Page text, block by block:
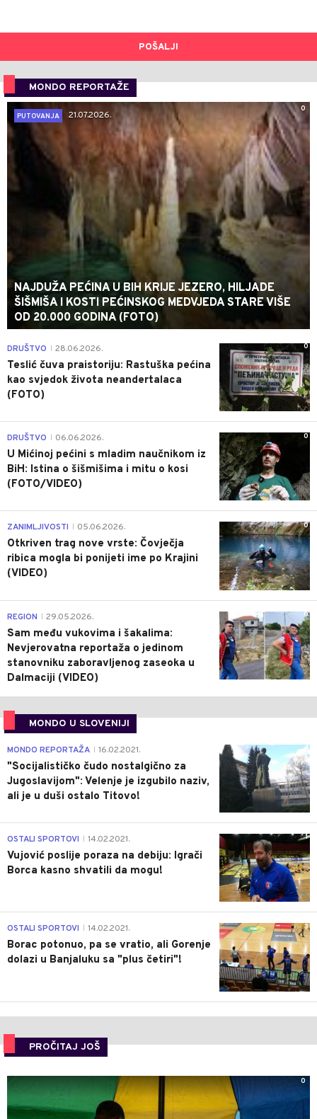
POŠALJI
MONDO REPORTAŽE
0
PUTOVANJA
21.07.2026.
NAJDUŽA PEĆINA U BIH KRIJE JEZERO, HILJADE
ŠIŠMIŠA I KOSTI PEĆINSKOG MEDVJEDA STARE VIŠE
OD 20.000 GODINA (FOTO)
0
DRUŠTVO 28.06.2026.
Teslić čuva praistoriju: Rastuška pećina
kao svjedok života neandertalaca
(FOTO)
0
DRUŠTVO 06.06.2026.
U Mićinoj pećini s mladim naučnikom iz
BiH: Istina o šišmišima i mitu o kosi
(FOTO/VIDEO)
0
ZANIMLJIVOSTI 05.06.2026.
Otkriven trag nove vrste: Čovječja
ribica mogla bi ponijeti ime po Krajini
(VIDEO)
0
REGION 29.05.2026.
Sam među vukovima i šakalima:
Nevjerovatna reportaža o jedinom
stanovniku zaboravljenog zaseoka u
Dalmaciji (VIDEO)
MONDO U SLOVENIJI
4
MONDO REPORTAŽA 16.02.2021.
"Socijalističko čudo nostalgično za
Jugoslavijom": Velenje je izgubilo naziv,
ali je u duši ostalo Titovo!
1
OSTALI SPORTOVI 14.02.2021.
Vujović poslije poraza na debiju: Igrači
Borca kasno shvatili da mogu!
3
OSTALI SPORTOVI 14.02.2021.
Borac potonuo, pa se vratio, ali Gorenje
dolazi u Banjaluku sa "plus četiri"!
PROČITAJ JOŠ
0